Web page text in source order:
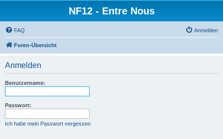
NF12 - Entre Nous
FAQ Anmelden
Foren-Übersicht
Anmelden
Benutzername:
Passwort:
Ich habe mein Passwort vergessen